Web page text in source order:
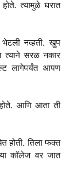
त्यामुळे घरात
भेटली नव्हती. खुप
त्याने सरळ नकार
लागेपर्यंत आपण
आणि आता ती
होती. तिला फक्त
कॉलेज वर जात